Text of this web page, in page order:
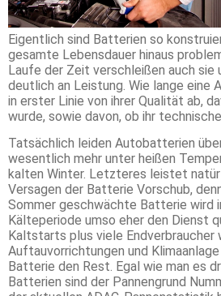
Eigentlich sind Batterien so
gesamte Lebensdauer hinaus
Laufe der Zeit verschleißen auch sie
deutlich an Leistung. Wie lange eine
in erster Linie von ihrer Qualität ab,
wurde, sowie davon, ob ihr
Tatsächlich leiden Autobatterien
wesentlich mehr unter heißen
kalten Winter. Letzteres leistet
Versagen der Batterie Vorschub,
Sommer geschwächte Batterie wird
Kälteperiode umso eher den Dienst
Kaltstarts plus viele Endverbraucher
Auftauvorrichtungen und
Batterie den Rest. Egal wie man es
Batterien sind der Pannengrund